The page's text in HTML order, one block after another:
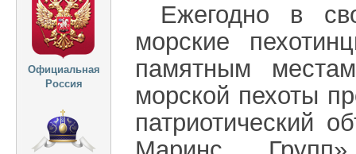
Ежегодно в
морские
памятным
морской пехоты
патриотический
Официальная
Россия